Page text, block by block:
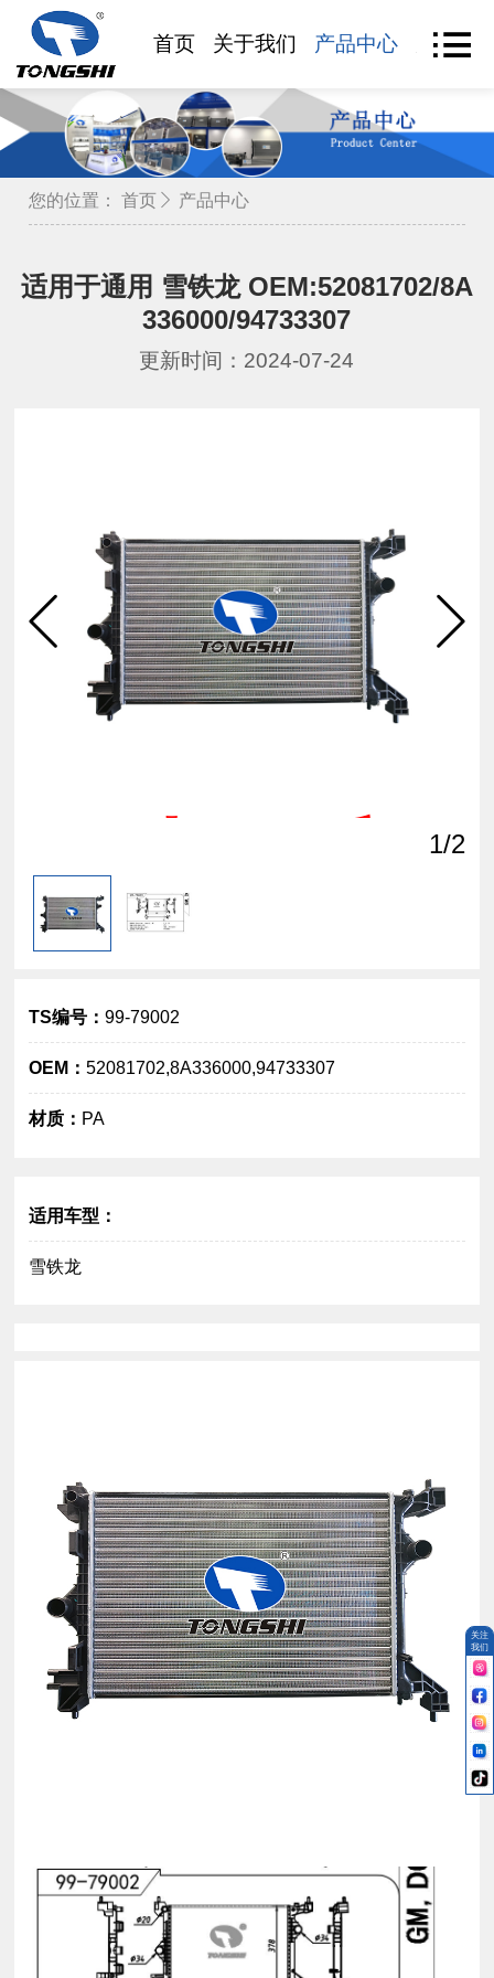
首页 关于我们 产品中心 产品查
您的位置： 首页 产品中心
适用于通用 雪铁龙 OEM:52081702/8A
336000/94733307
更新时间：2024-07-24
点击
查看
大图
1/2
TS编号：99-79002
OEM：52081702,8A336000,94733307
材质： PA
适用车型：
雪铁龙
关注
我们